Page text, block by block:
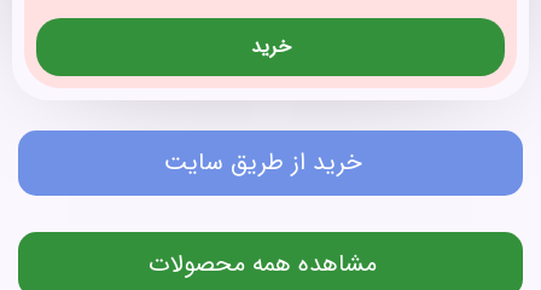
خرید
خرید از طریق سایت
مشاهده همه محصولات